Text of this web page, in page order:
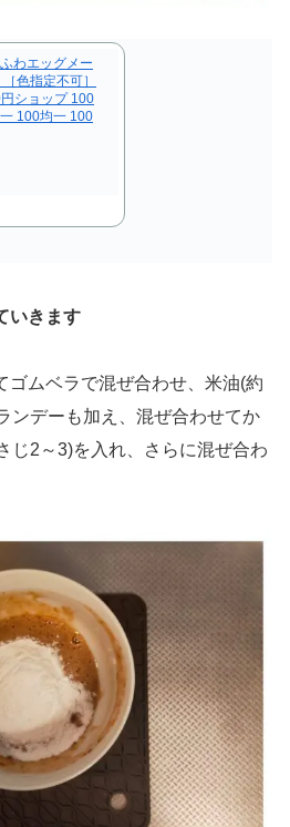
わエッグメー
色指定不可］
ショップ 100
100均一 100
いきます
ゴムベラで混ぜ合わせ、米油(約
ンデーも加え、混ぜ合わせてか
じ2～3)を入れ、さらに混ぜ合わ